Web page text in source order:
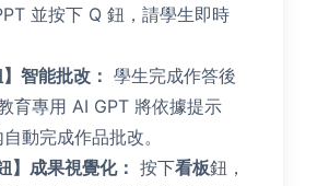
並按下 Q 鈕，請學生即時
】智能批改： 學生完成作答後
育專用 AI GPT 將依據提示
動完成作品批改。
】成果視覺化： 按下看板鈕，